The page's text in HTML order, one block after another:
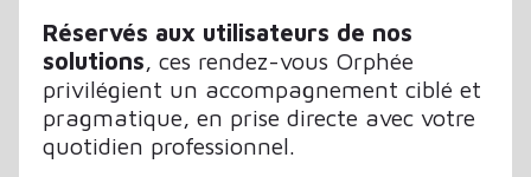
Réservés aux utilisateurs de nos
solutions, ces rendez-vous Orphée
privilégient un accompagnement ciblé et
pragmatique, en prise directe avec votre
quotidien professionnel.